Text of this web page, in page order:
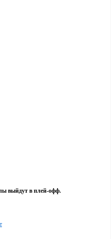
выйдут в плей-офф.